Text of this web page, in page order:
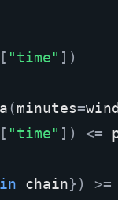
[ "time" ])
(minutes=
[ "time" ]) <=
in chain}) >=